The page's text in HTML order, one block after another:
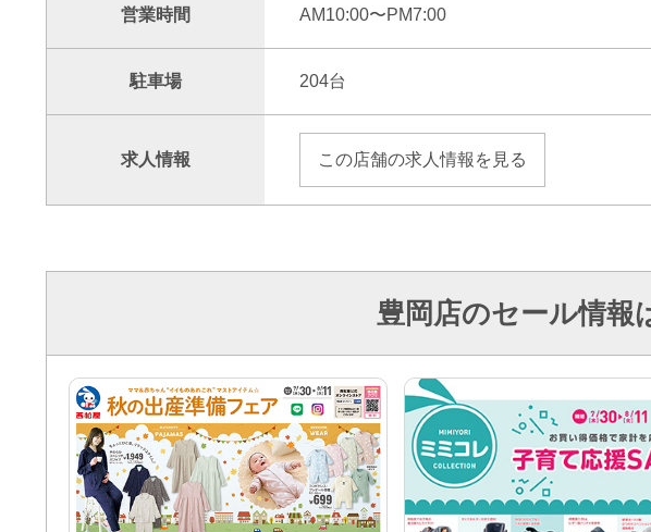
営業時間 AM10:00〜PM7:00
駐車場 204台
求人情報 この店舗の求人情報を見る
豊岡店のセール情報